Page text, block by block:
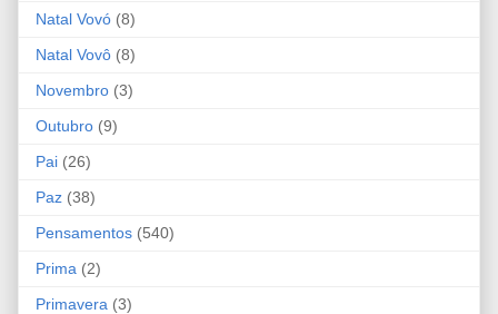
Natal Vovó (8)
Natal Vovô (8)
Novembro (3)
Outubro (9)
Pai (26)
Paz (38)
Pensamentos (540)
Prima (2)
Primavera (3)